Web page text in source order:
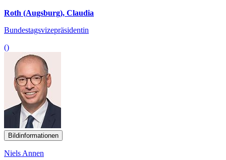
Roth (Augsburg), Claudia
Bundestagsvizepräsidentin
()
Bildinformationen
Niels Annen